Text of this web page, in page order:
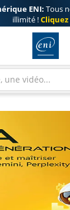
ENI: Tous
illimité !Cliquez